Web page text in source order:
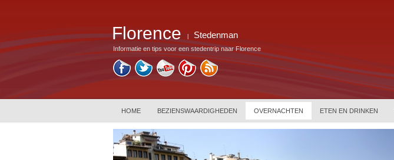
Florence Stedenman
Informatie en tips voor een stedentrip naar Florence
HOME BEZIENSWAARDIGHEDEN OVERNACHTEN ETEN EN DRINKEN